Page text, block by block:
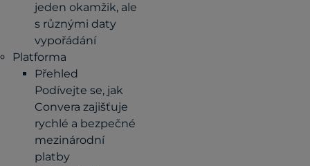
jeden okamžik, ale
s různými daty
vypořádání
Platforma
Přehled
Podívejte se, jak
Convera zajišťuje
rychlé a bezpečné
mezinárodní
platby